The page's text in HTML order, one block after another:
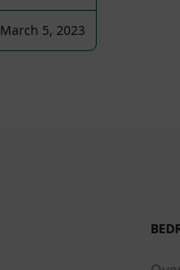
March 5, 2023